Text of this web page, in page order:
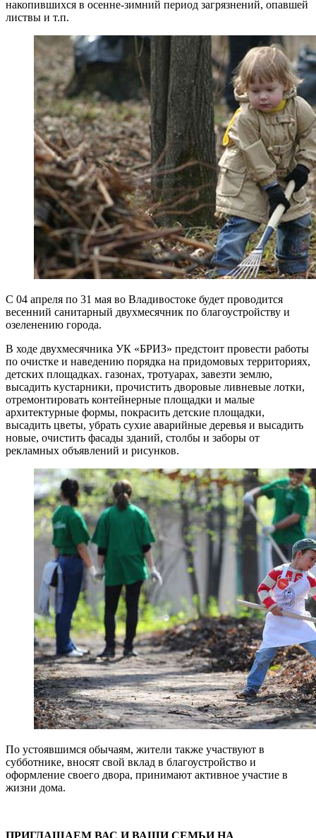
накопившихся в осенне-зимний период загрязнений, опавшей
листвы и т.п.
С 04 апреля по 31 мая во Владивостоке будет проводится
весенний санитарный двухмесячник по благоустройству и
озеленению города.
В ходе двухмесячника УК «БРИЗ» предстоит провести работы
по очистке и наведению порядка на придомовых территориях,
детских площадках. газонах, тротуарах, завезти землю,
высадить кустарники, прочистить дворовые ливневые лотки,
отремонтировать контейнерные площадки и малые
архитектурные формы, покрасить детские площадки,
высадить цветы, убрать сухие аварийные деревья и высадить
новые, очистить фасады зданий, столбы и заборы от
рекламных объявлений и рисунков.
По устоявшимся обычаям, жители также участвуют в
субботнике, вносят свой вклад в благоустройство и
оформление своего двора, принимают активное участие в
жизни дома.
ПРИГЛАШАЕМ ВАС И ВАШИ СЕМЬИ НА